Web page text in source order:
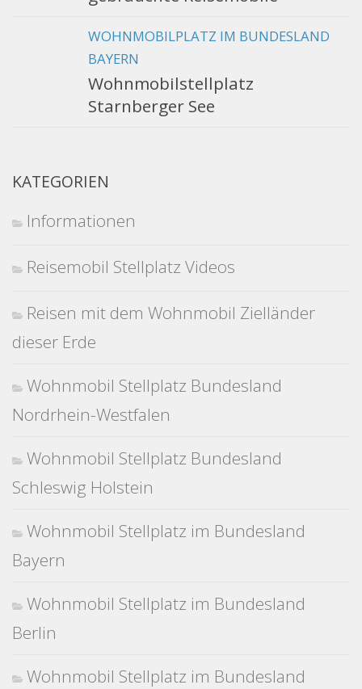
WOHNMOBILPLATZ IM BUNDESLAND
BAYERN
Wohnmobilstellplatz
Starnberger See
KATEGORIEN
Informationen
Reisemobil Stellplatz Videos
Reisen mit dem Wohnmobil Zielländer
dieser Erde
Wohnmobil Stellplatz Bundesland
Nordrhein-Westfalen
Wohnmobil Stellplatz Bundesland
Schleswig Holstein
Wohnmobil Stellplatz im Bundesland
Bayern
Wohnmobil Stellplatz im Bundesland
Berlin
Wohnmobil Stellplatz im Bundesland